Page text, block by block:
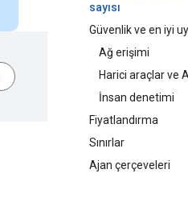
sayısı
Güvenlik ve en iyi
Ağ erişimi
Harici araçlar ve
İnsan denetimi
Fiyatlandırma
Sınırlar
Ajan çerçeveleri